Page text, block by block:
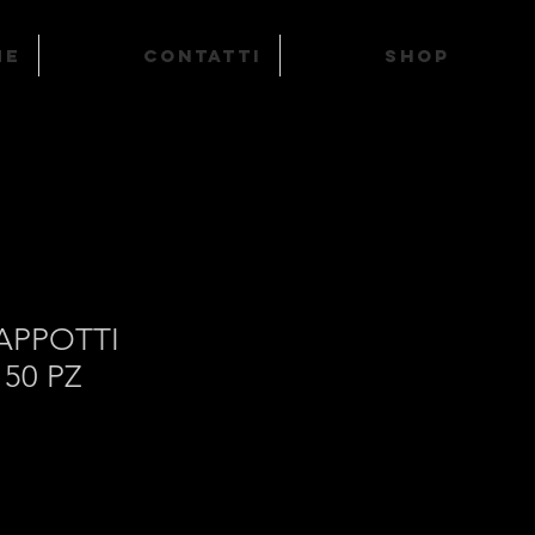
Contatti SHOP
PZ